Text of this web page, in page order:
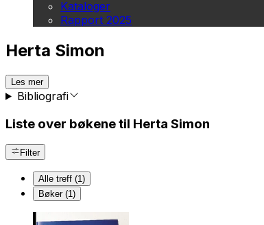
Kataloger
Rapport 2025
Herta Simon
Les mer
Bibliografi
Liste over bøkene til Herta Simon
Filter
Alle treff (1)
Bøker (1)